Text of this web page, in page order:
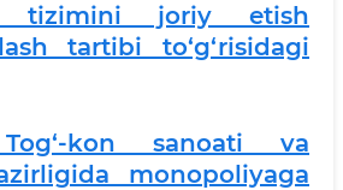
tizimini joriy etish
tartibi to‘g‘risidagi
kon sanoati va
monopoliyaga